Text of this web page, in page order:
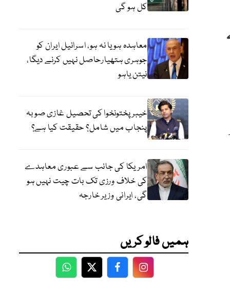
کل ہو گی
معاہدہ ہو یا نہ ہو، اسرائیل ایران کو
جوہری ہتھیارحاصل نہیں کرنے دیگا،
نیتن یاہو
خیبر پختونخوا کی تحصیل غازی صوبہ
پنجاب میں شامل؟ حقیقت کیا ہے؟
امریکا کی جانب سے عبوری معاہدے
کی خلاف ورزی تک بات چیت نہیں ہو
گی، ایرانی وزیر خارجہ
ہمیں فالو کریں
WhatsApp
TwitterFacebookFacebook